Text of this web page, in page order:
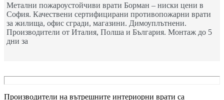
Метални пожароустойчиви врати Борман – ниски цени в
София. Качествени сертифицирани противопожарни врати
за жилища, офис сгради, магазини. Димоуплътнени.
Производители от Италия, Полша и България. Монтаж до 5
дни за
Производители на вътрешните интериорни врати са